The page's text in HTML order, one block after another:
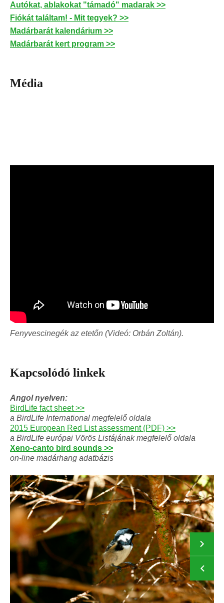
Autókat, ablakokat "támadó" madarak >>
Fiókát találtam! - Mit tegyek? >>
Madárbarát kalendárium >>
Madárbarát kert program >>
Média
Fenyvescinegék az etetőn (Videó: Orbán Zoltán).
Kapcsolódó linkek
Angol nyelven:
BirdLife fact sheet >>
a BirdLife International megfelelő oldala
2015 European Red List assessment (PDF) >>
a BirdLife európai Vörös Listájának megfelelő oldala
Xeno-canto bird sounds >>
on-line madárhang adatbázis